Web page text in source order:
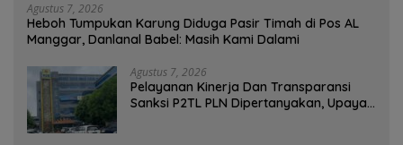
Agustus 7, 2026
Heboh Tumpukan Karung Diduga Pasir Timah di Pos AL
Manggar, Danlanal Babel: Masih Kami Dalami
Agustus 7, 2026
Pelayanan Kinerja Dan Transparansi
Sanksi P2TL PLN Dipertanyakan, Upaya